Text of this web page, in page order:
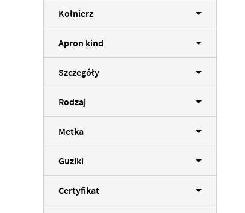
Kołnierz
Apron kind
Szczegóły
Rodzaj
Metka
Guziki
Certyfikat